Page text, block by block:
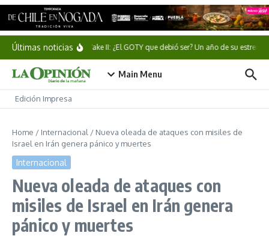
Saltar al contenido
Últimas noticiasAlan Wake II: ¿El GOTY que debió ser? Un año de su estreno
Main Menu
Edición Impresa
Home / Internacional / Nueva oleada de ataques con misiles de
Israel en Irán genera pánico y muertes
Internacional
Nueva oleada de ataques con
misiles de Israel en Irán genera
pánico y muertes